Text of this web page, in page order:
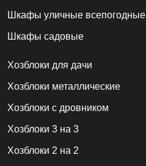
Шкафы уличные всепогодные
Шкафы садовые
Хозблоки для дачи
Хозблоки металлические
Хозблоки с дровником
Хозблоки 3 на 3
Хозблоки 2 на 2